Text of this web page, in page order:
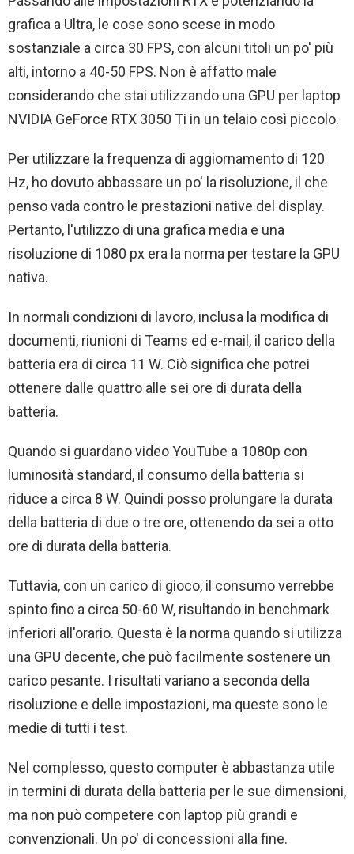
grafica a Ultra, le cose sono scese in modo
sostanziale a circa 30 FPS, con alcuni titoli un po' più
alti, intorno a 40-50 FPS. Non è affatto male
considerando che stai utilizzando una GPU per laptop
NVIDIA GeForce RTX 3050 Ti in un telaio così piccolo.
Per utilizzare la frequenza di aggiornamento di 120
Hz, ho dovuto abbassare un po' la risoluzione, il che
penso vada contro le prestazioni native del display.
Pertanto, l'utilizzo di una grafica media e una
risoluzione di 1080 px era la norma per testare la GPU
nativa.
In normali condizioni di lavoro, inclusa la modifica di
documenti, riunioni di Teams ed e-mail, il carico della
batteria era di circa 11 W. Ciò significa che potrei
ottenere dalle quattro alle sei ore di durata della
batteria.
Quando si guardano video YouTube a 1080p con
luminosità standard, il consumo della batteria si
riduce a circa 8 W. Quindi posso prolungare la durata
della batteria di due o tre ore, ottenendo da sei a otto
ore di durata della batteria.
Tuttavia, con un carico di gioco, il consumo verrebbe
spinto fino a circa 50-60 W, risultando in benchmark
inferiori all'orario. Questa è la norma quando si utilizza
una GPU decente, che può facilmente sostenere un
carico pesante. I risultati variano a seconda della
risoluzione e delle impostazioni, ma queste sono le
medie di tutti i test.
Nel complesso, questo computer è abbastanza utile
in termini di durata della batteria per le sue dimensioni,
ma non può competere con laptop più grandi e
convenzionali. Un po' di concessioni alla fine.